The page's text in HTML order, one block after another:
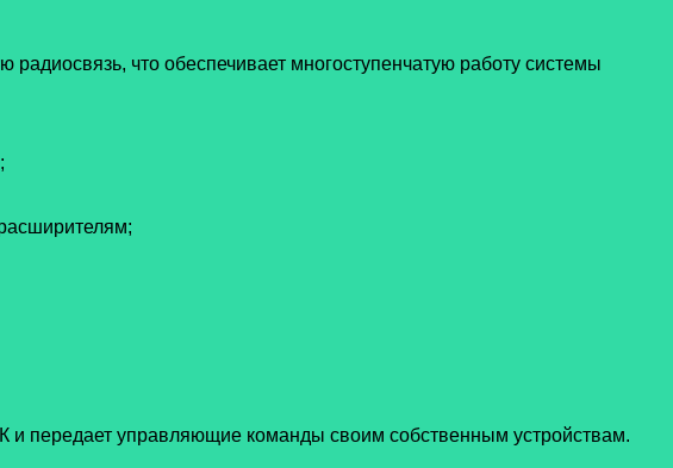
что обеспечивает многоступенчатую работу системы
и передает управляющие команды своим собственным устройствам.